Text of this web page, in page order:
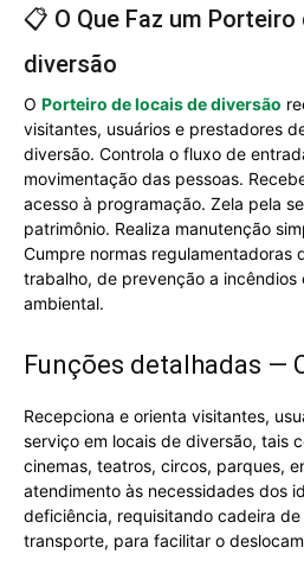
📋 O Que Faz um
diversão
O Porteiro de locais de diversão
visitantes, usuários e prestadores
diversão. Controla o fluxo de
movimentação das pessoas.
acesso à programação. Zela pela
patrimônio. Realiza manutenção
Cumpre normas regulamentadoras
trabalho, de prevenção a incêndios
ambiental.
Funções detalhadas —
Recepciona e orienta visitantes,
serviço em locais de diversão, tais
cinemas, teatros, circos, parques,
atendimento às necessidades dos
deficiência, requisitando cadeira
transporte, para facilitar o